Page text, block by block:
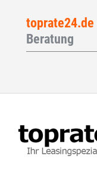
toprate24.de
Beratung